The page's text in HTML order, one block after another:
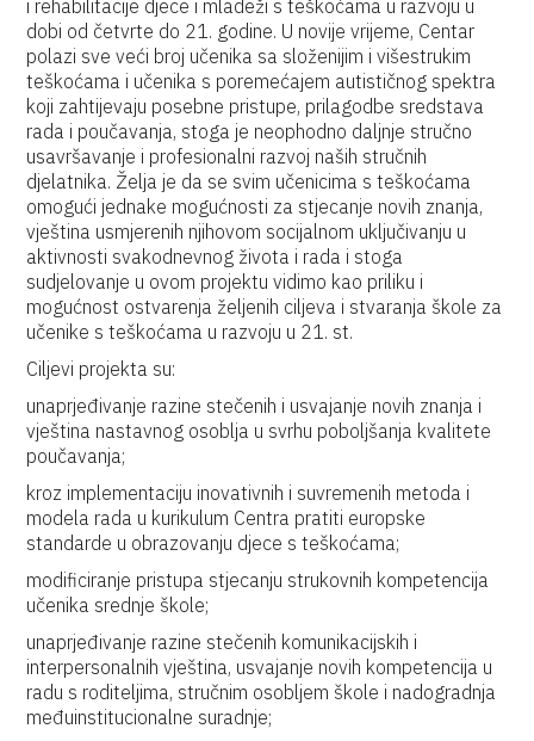
i rehabilitacije djece i mladeži s teškoćama u razvoju u
dobi od četvrte do 21. godine. U novije vrijeme, Centar
polazi sve veći broj učenika sa složenijim i višestrukim
teškoćama i učenika s poremećajem autističnog spektra
koji zahtijevaju posebne pristupe, prilagodbe sredstava
rada i poučavanja, stoga je neophodno daljnje stručno
usavršavanje i profesionalni razvoj naših stručnih
djelatnika. Želja je da se svim učenicima s teškoćama
omogući jednake mogućnosti za stjecanje novih znanja,
vještina usmjerenih njihovom socijalnom uključivanju u
aktivnosti svakodnevnog života i rada i stoga
sudjelovanje u ovom projektu vidimo kao priliku i
mogućnost ostvarenja željenih ciljeva i stvaranja škole za
učenike s teškoćama u razvoju u 21. st.
Ciljevi projekta su:
unaprjeđivanje razine stečenih i usvajanje novih znanja i
vještina nastavnog osoblja u svrhu poboljšanja kvalitete
poučavanja;
kroz implementaciju inovativnih i suvremenih metoda i
modela rada u kurikulum Centra pratiti europske
standarde u obrazovanju djece s teškoćama;
modificiranje pristupa stjecanju strukovnih kompetencija
učenika srednje škole;
unaprjeđivanje razine stečenih komunikacijskih i
interpersonalnih vještina, usvajanje novih kompetencija u
radu s roditeljima, stručnim osobljem škole i nadogradnja
međuinstitucionalne suradnje;